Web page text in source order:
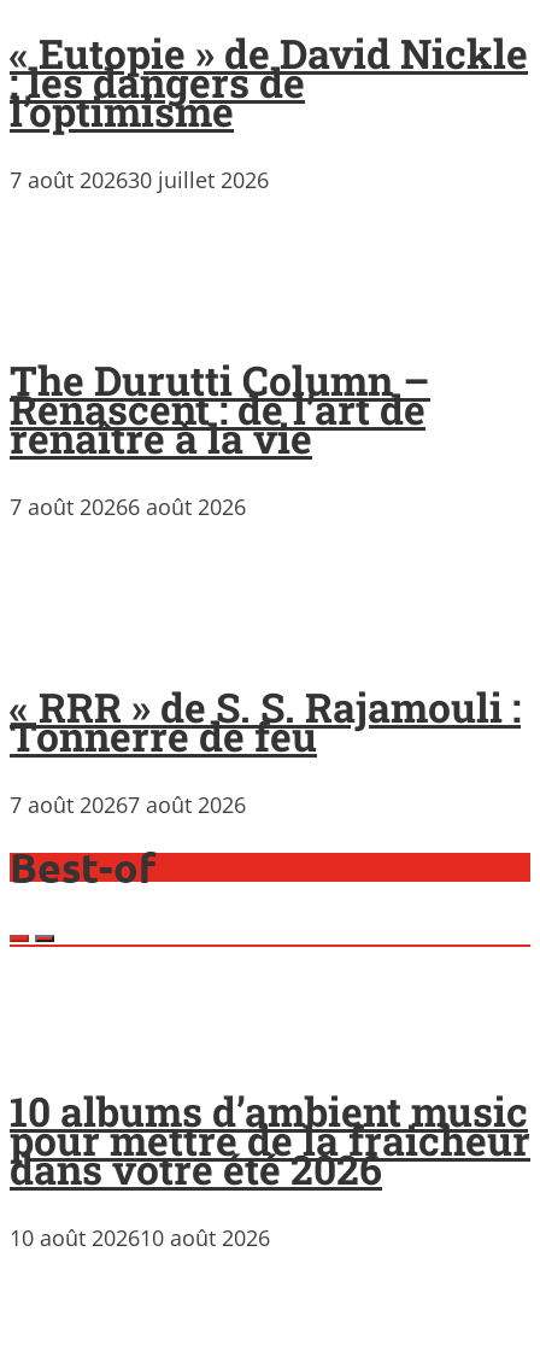
« Eutopie » de David Nickle
: les dangers de
l’optimisme
7 août 202630 juillet 2026
The Durutti Column –
Renascent : de l’art de
renaître à la vie
7 août 20266 août 2026
« RRR » de S. S. Rajamouli :
Tonnerre de feu
7 août 20267 août 2026
Best-of
10 albums d’ambient music
pour mettre de la fraicheur
dans votre été 2026
10 août 202610 août 2026